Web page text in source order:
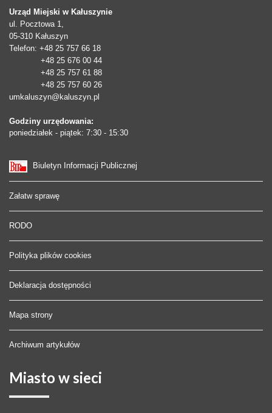
Urząd Miejski w Kałuszynie
ul. Pocztowa 1,
05-310 Kałuszyn
Telefon: +48 25 757 66 18
+48 25 676 00 44
+48 25 757 61 88
+48 25 757 60 26
umkaluszyn@kaluszyn.pl
Godziny urzędowania:
poniedziałek - piątek: 7:30 - 15:30
Biuletyn Informacji Publicznej
Załatw sprawę
RODO
Polityka plików cookies
Deklaracja dostępności
Mapa strony
Archiwum artykułów
Miasto w sieci